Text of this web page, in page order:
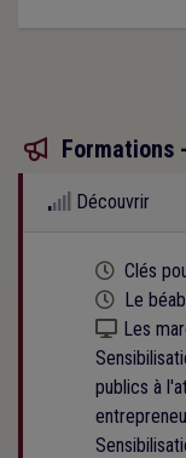
 Formations
Découvrir
Cette
Clés
Cette
Le
Kit
Les
publics à